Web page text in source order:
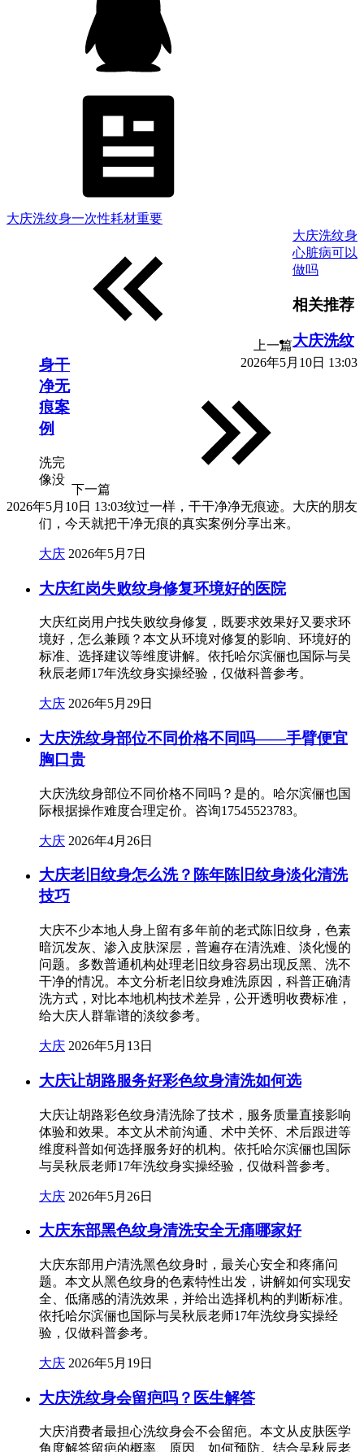
大庆洗纹身一次性耗材重要
上一篇
2026年5月10日 13:03
大庆洗纹身
心脏病可以
做吗
下一篇
2026年5月10日 13:03
相关推荐
大庆洗纹
身干
净无
痕案
例
洗完
像没
纹过一样，干干净净无痕迹。大庆的朋友
们，今天就把干净无痕的真实案例分享出来。
大庆 2026年5月7日
大庆红岗失败纹身修复环境好的医院
大庆红岗用户找失败纹身修复，既要求效果好又要求环
境好，怎么兼顾？本文从环境对修复的影响、环境好的
标准、选择建议等维度讲解。依托哈尔滨俪也国际与吴
秋辰老师17年洗纹身实操经验，仅做科普参考。
大庆 2026年5月29日
大庆洗纹身部位不同价格不同吗——手臂便宜
胸口贵
大庆洗纹身部位不同价格不同吗？是的。哈尔滨俪也国
际根据操作难度合理定价。咨询17545523783。
大庆 2026年4月26日
大庆老旧纹身怎么洗？陈年陈旧纹身淡化清洗
技巧
大庆不少本地人身上留有多年前的老式陈旧纹身，色素
暗沉发灰、渗入皮肤深层，普遍存在清洗难、淡化慢的
问题。多数普通机构处理老旧纹身容易出现反黑、洗不
干净的情况。本文分析老旧纹身难洗原因，科普正确清
洗方式，对比本地机构技术差异，公开透明收费标准，
给大庆人群靠谱的淡纹参考。
大庆 2026年5月13日
大庆让胡路服务好彩色纹身清洗如何选
大庆让胡路彩色纹身清洗除了技术，服务质量直接影响
体验和效果。本文从术前沟通、术中关怀、术后跟进等
维度科普如何选择服务好的机构。依托哈尔滨俪也国际
与吴秋辰老师17年洗纹身实操经验，仅做科普参考。
大庆 2026年5月26日
大庆东部黑色纹身清洗安全无痛哪家好
大庆东部用户清洗黑色纹身时，最关心安全和疼痛问
题。本文从黑色纹身的色素特性出发，讲解如何实现安
全、低痛感的清洗效果，并给出选择机构的判断标准。
依托哈尔滨俪也国际与吴秋辰老师17年洗纹身实操经
验，仅做科普参考。
大庆 2026年5月19日
大庆洗纹身会留疤吗？医生解答
大庆消费者最担心洗纹身会不会留疤。本文从皮肤医学
角度解答留疤的概率、原因、如何预防。结合吴秋辰老